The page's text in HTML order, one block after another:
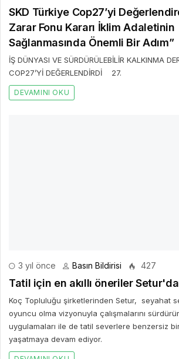
SKD Türkiye Cop27’yi
Zarar Fonu Kararı İklim Adaletinin
Sağlanmasında Önemli Bir Adım”
İŞ DÜNYASI VE SÜRDÜRÜLEBİLİR KALKINMA
COP27’Yİ DEĞERLENDİRDİ 27.
DEVAMINI OKU
3 yıl önce Basın Bildirisi 427
Tatil için en akıllı öneriler
Koç Topluluğu şirketlerinden Setur, seyahat
oyuncu olma vizyonuyla çalışmalarını
uygulamaları ile de tatil severlere benzersiz
yaşatmaya devam ediyor.